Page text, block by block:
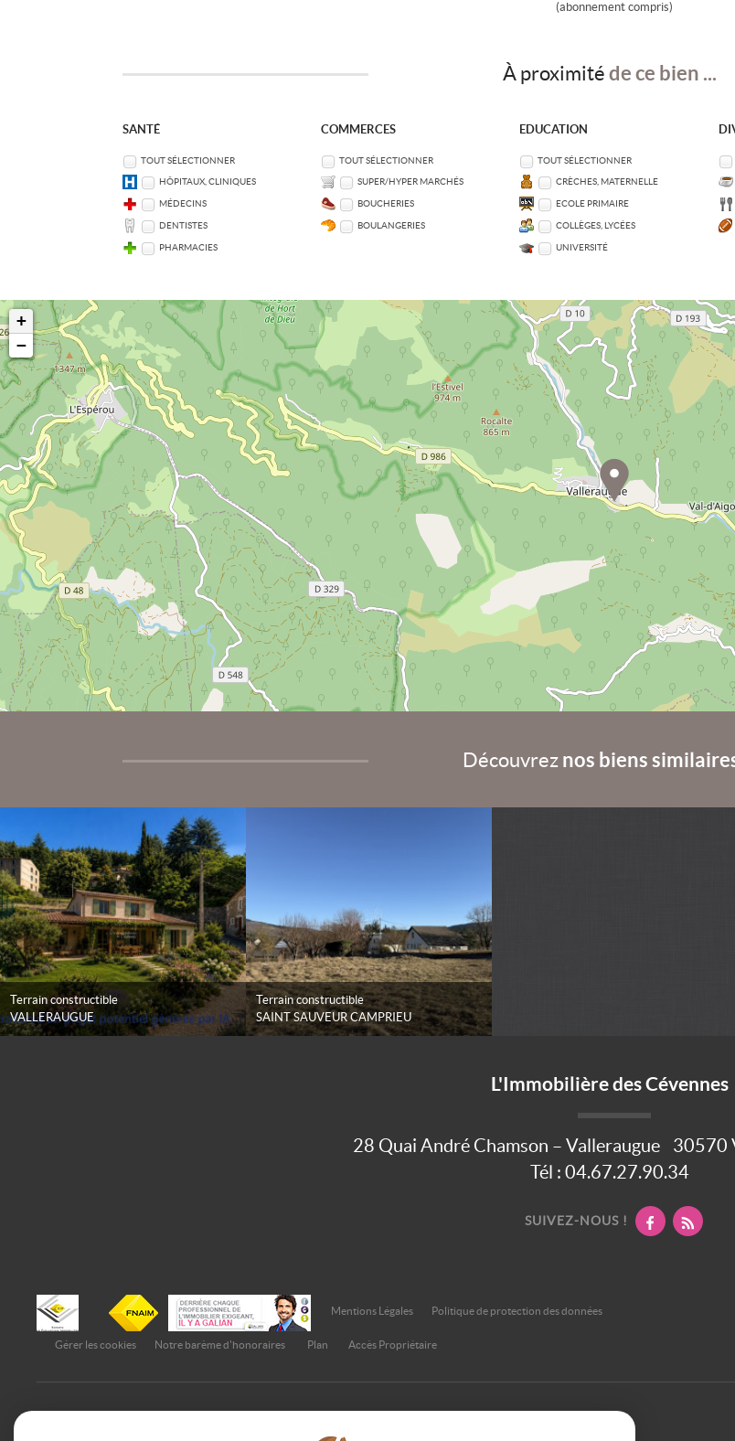
(abonnement compris)
À proximité de ce bien ...
SANTÉ
TOUT SÉLECTIONNER
HÔPITAUX, CLINIQUES
MÉDECINS
DENTISTES
PHARMACIES
COMMERCES
TOUT SÉLECTIONNER
SUPER/HYPER MARCHÉS
BOUCHERIES
BOULANGERIES
EDUCATION
TOUT SÉLECTIONNER
CRÈCHES, MATERNELLE
ECOLE PRIMAIRE
COLLÈGES, LYCÉES
UNIVERSITÉ
+
−
Découvrez nos biens
Terrain constructible
VALLERAUGUE
Terrain constructible
SAINT SAUVEUR CAMPRIEU
L'Immobilière des Cévennes
28 Quai André Chamson – Valleraugue 30570
Tél : 04.67.27.90.34
SUIVEZ-NOUS !
Mentions Légales Politique de protection des données
Gérer les cookies Notre barème d'honoraires Plan Accès Propriétaire